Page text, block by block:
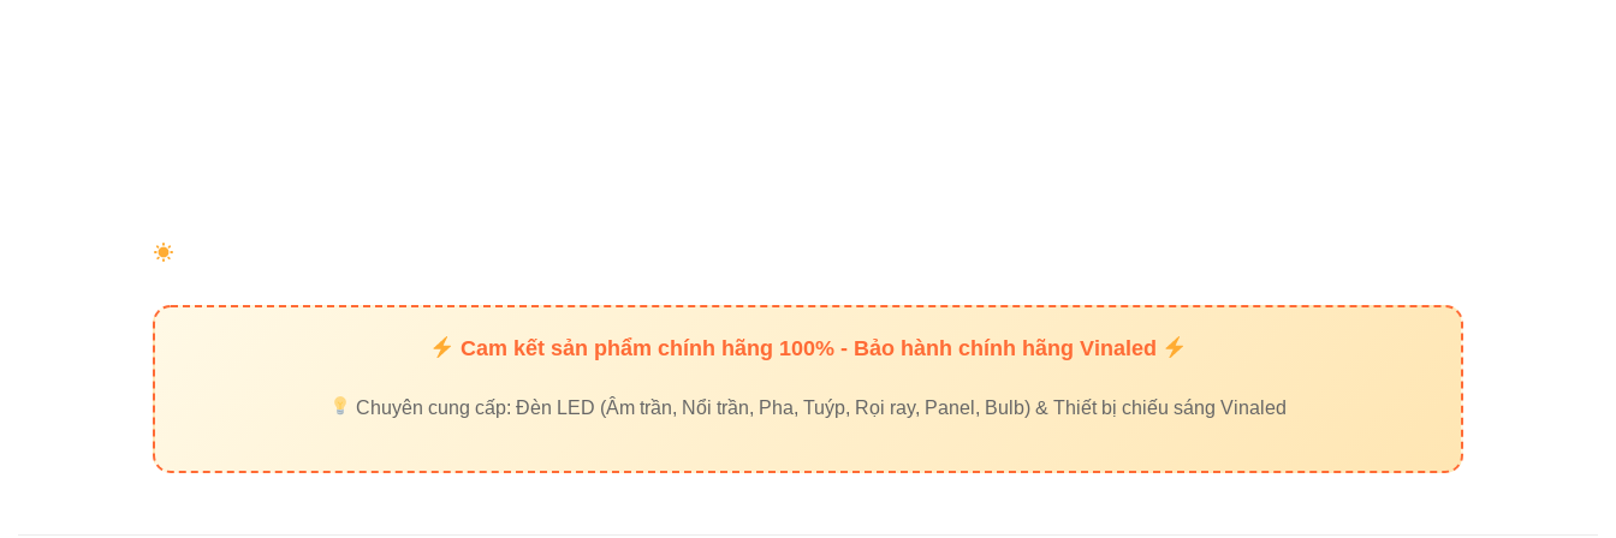
Cam kết sản phẩm chính hãng 100% - Bảo hành chính hãng Vinaled
Chuyên cung cấp: Đèn LED (Âm trần, Nổi trần, Pha, Tuýp, Rọi ray, Panel, Bulb) & Thiết bị chiếu sáng Vinaled